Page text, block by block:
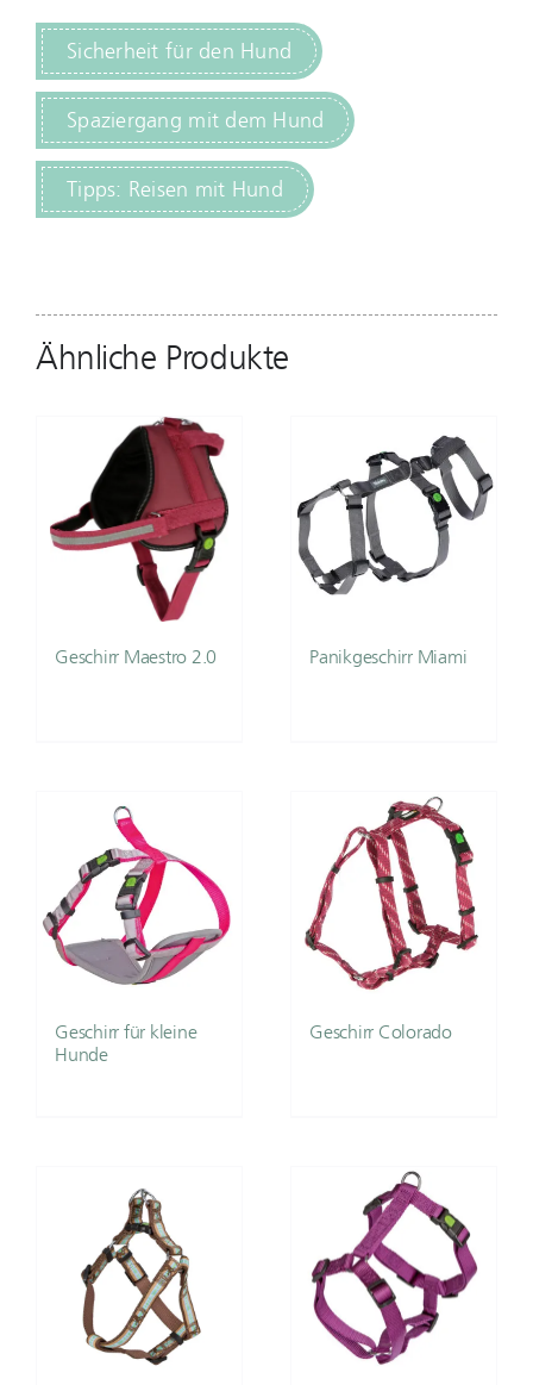
Sicherheit für den Hund
Spaziergang mit dem Hund
Tipps: Reisen mit Hund
Ähnliche Produkte
Geschirr Maestro 2.0 Panikgeschirr Miami
Geschirr für kleine
Hunde
Geschirr Colorado